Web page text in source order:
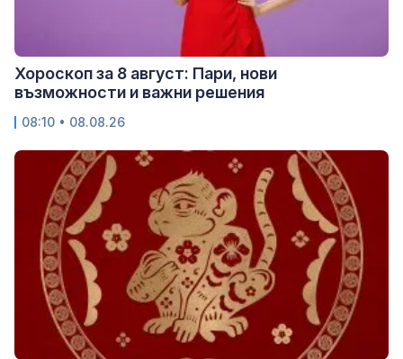
Хороскоп за 8 август: Пари, нови
възможности и важни решения
08:10 • 08.08.26